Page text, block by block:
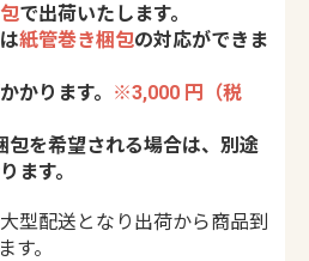
で出荷いたします。
紙管巻き梱包の対応ができま
かります。
※3,000 円（税
包を希望される場合は、別途
ます。
型配送となり出荷から商品到
す。